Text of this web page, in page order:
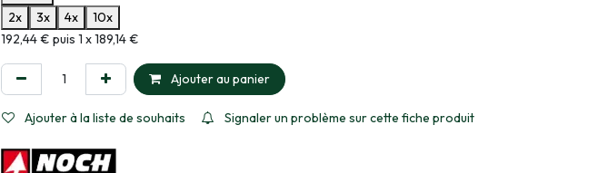
2x
3x 4x
10x
Informations sur le plan de paiement sélectionné
192,44 € puis 1 x 189,14 €
Ajouter au panier
Ajouter à la liste de souhaits Signaler un problème sur cette fiche produit